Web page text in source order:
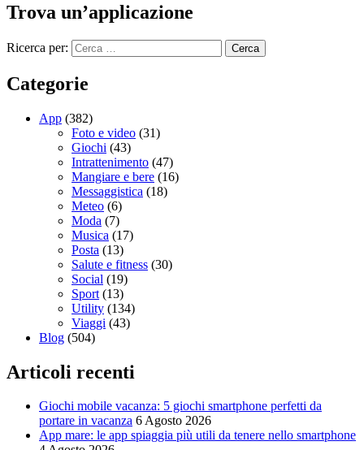
Trova un’applicazione
Ricerca per:
Categorie
App (382)
Foto e video (31)
Giochi (43)
Intrattenimento (47)
Mangiare e bere (16)
Messaggistica (18)
Meteo (6)
Moda (7)
Musica (17)
Posta (13)
Salute e fitness (30)
Social (19)
Sport (13)
Utility (134)
Viaggi (43)
Blog (504)
Articoli recenti
Giochi mobile vacanza: 5 giochi smartphone perfetti da
portare in vacanza 6 Agosto 2026
App mare: le app spiaggia più utili da tenere nello smartphone